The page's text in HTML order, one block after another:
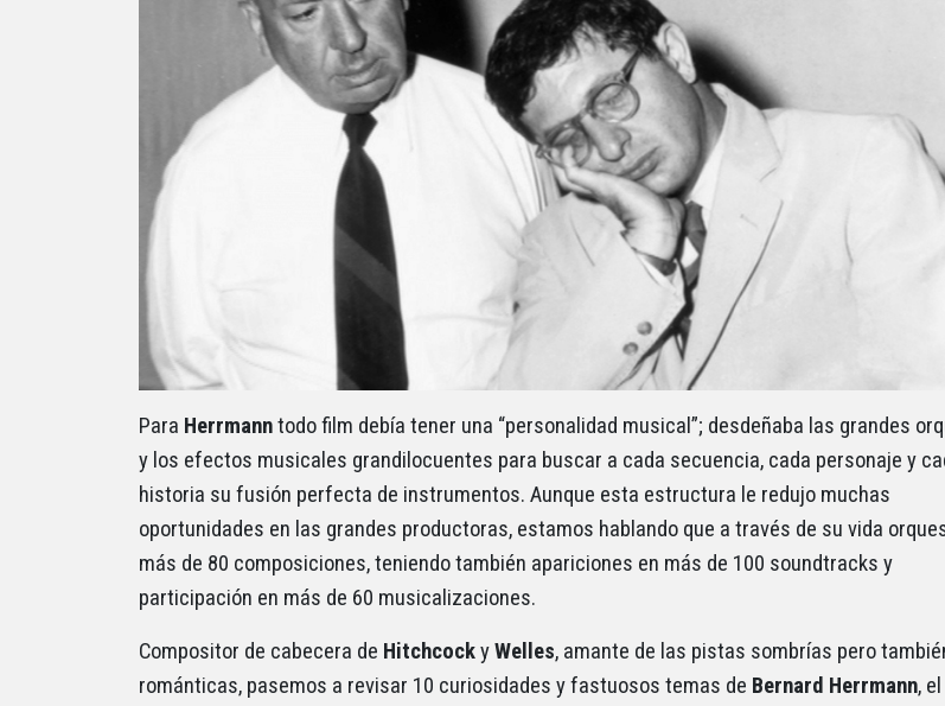
Para Herrmanntodo film debía tener una “personalidad musical”; desdeñaba las grandes
y los efectos musicales grandilocuentes para buscar a cada secuencia, cada personaje y
historia su fusión perfecta de instrumentos. Aunque esta estructura le redujo muchas
oportunidades en las grandes productoras, estamos hablando que a través de su vida
más de 80 composiciones, teniendo también apariciones en más de 100 soundtracks y
participación en más de 60 musicalizaciones.
Compositor de cabecera de HitchcockyWelles, amante de las pistas sombrías pero
románticas, pasemos a revisar 10 curiosidades y fastuosos temas de Bernard Herrmann,